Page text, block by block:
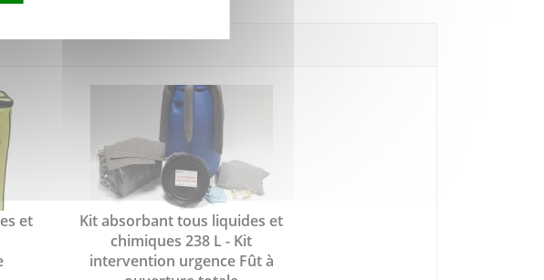
et
Kit absorbant tous liquides et
chimiques 238 L - Kit
intervention urgence Fût à